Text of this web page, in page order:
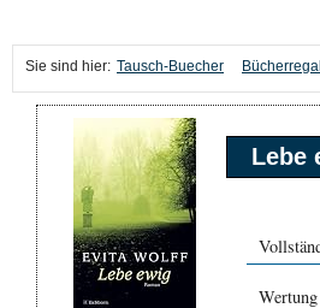
Sie sind hier: Tausch-Buecher Bücherregal
Lebe
Wertung